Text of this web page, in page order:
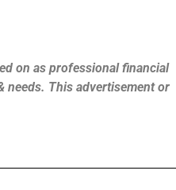
on as professional financial
needs. This advertisement or